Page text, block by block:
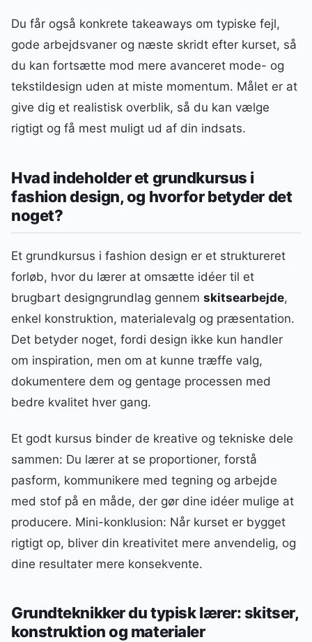
Du får også konkrete takeaways om typiske fejl,
gode arbejdsvaner og næste skridt efter kurset, så
du kan fortsætte mod mere avanceret mode- og
tekstildesign uden at miste momentum. Målet er at
give dig et realistisk overblik, så du kan vælge
rigtigt og få mest muligt ud af din indsats.
Hvad indeholder et grundkursus i
fashion design, og hvorfor betyder det
noget?
Et grundkursus i fashion design er et struktureret
forløb, hvor du lærer at omsætte idéer til et
brugbart designgrundlag gennem skitsearbejde,
enkel konstruktion, materialevalg og præsentation.
Det betyder noget, fordi design ikke kun handler
om inspiration, men om at kunne træffe valg,
dokumentere dem og gentage processen med
bedre kvalitet hver gang.
Et godt kursus binder de kreative og tekniske dele
sammen: Du lærer at se proportioner, forstå
pasform, kommunikere med tegning og arbejde
med stof på en måde, der gør dine idéer mulige at
producere. Mini-konklusion: Når kurset er bygget
rigtigt op, bliver din kreativitet mere anvendelig, og
dine resultater mere konsekvente.
Grundteknikker du typisk lærer: skitser,
konstruktion og materialer